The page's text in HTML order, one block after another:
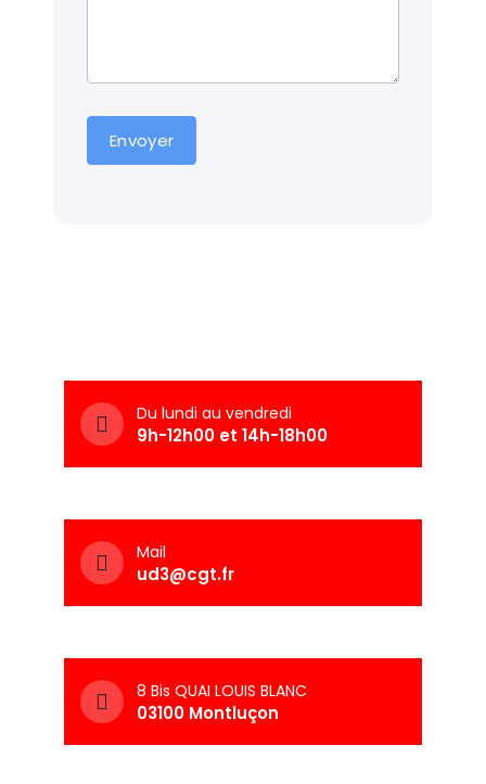
Envoyer
Du lundi au vendredi
9h-12h00 et 14h-18h00
Mail
ud3@cgt.fr
8 Bis QUAI LOUIS BLANC
03100 Montluçon